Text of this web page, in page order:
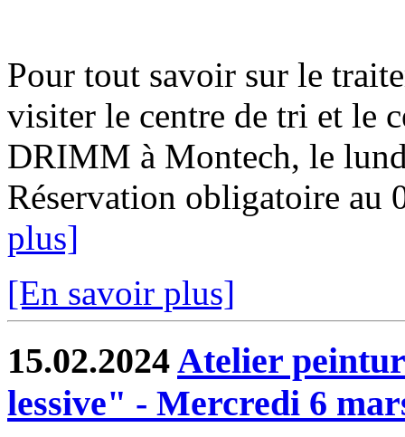
Pour tout savoir sur le
visiter le centre de tri et le
DRIMM à Montech, le
Réservation obligatoire au
plus]
[En savoir plus]
15.02.2024Atelier
lessive" - Mercredi 6